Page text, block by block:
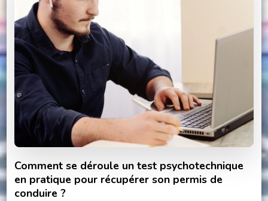
Comment se déroule un test psychotechnique
en pratique pour récupérer son permis de
conduire ?